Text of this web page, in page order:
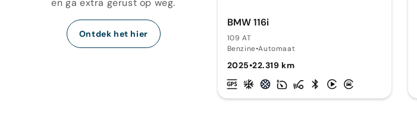
Ontdek het hier
BMW 116i
109 AT
Benzine•Automaat
2025•22.319 km